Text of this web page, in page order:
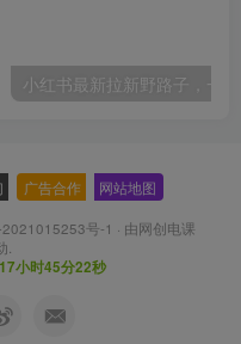
广告合作 网站地图
号-1 · 由网创电课
.
小时45分22秒